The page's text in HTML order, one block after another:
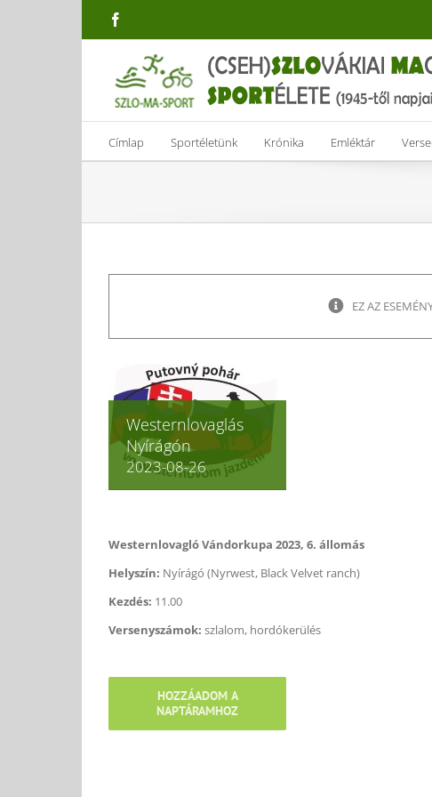
Címlap Sportéletünk Krónika Emléktár
EZ AZ
Westernlovaglás
Nyírágón
2023-08-26
Westernlovagló Vándorkupa 2023, 6. állomás
Helyszín: Nyírágó (Nyrwest, Black Velvet ranch)
Kezdés: 11.00
Versenyszámok: szlalom, hordókerülés
HOZZÁADOM A
NAPTÁRAMHOZ